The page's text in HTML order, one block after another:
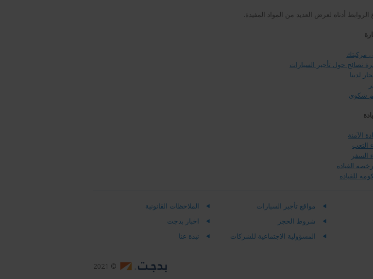
الروابط أدناه لعرض العديد من المواد المفيدة.
مركبتك
نصائح حول تأجير السيارات
لدينا
شكوى
الآمنة
التعب
السفر
القيادة
للقياده
مواقع تأجير السيارات
شروط الحجز
المسؤولية الاجتماعية للشركات
الملاحظات القانونية
اخبار بدجت
نبذة عنا
© 2021